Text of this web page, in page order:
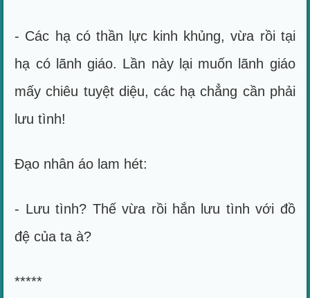
- Các hạ có thần lực kinh khủng, vừa rồi tại
hạ có lãnh giáo. Lần này lại muốn lãnh giáo
mấy chiêu tuyệt diệu, các hạ chẳng cần phải
lưu tình!
Đạo nhân áo lam hét:
- Lưu tình? Thế vừa rồi hắn lưu tình với đồ
đệ của ta à?
*****